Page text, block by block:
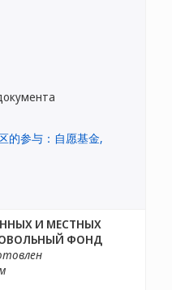
И МЕСТНЫХ
ФОНД